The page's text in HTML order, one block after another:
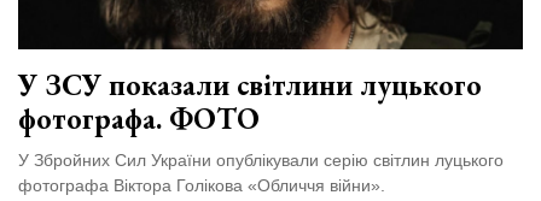
У ЗСУ показали світлини луцького
фотографа. ФОТО
У Збройних Сил України опублікували серію світлин луцького
фотографа Віктора Голікова «Обличчя війни».